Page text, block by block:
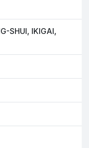
SHUI, IKIGAI,